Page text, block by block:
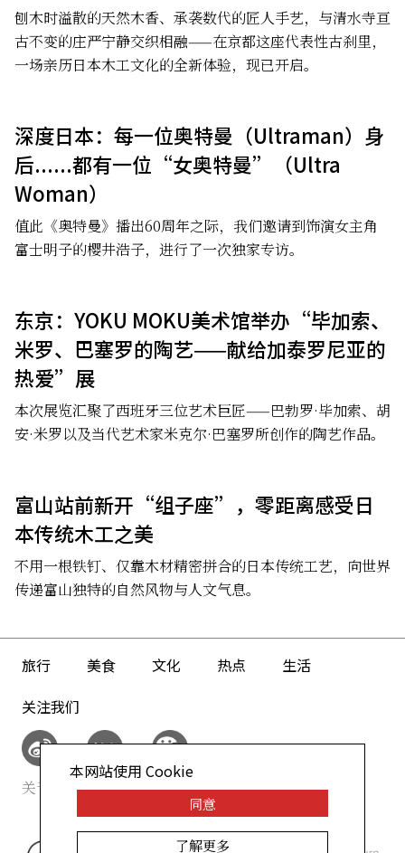
刨木时溢散的天然木香、承袭数代的匠人手艺，与清水寺亘
古不变的庄严宁静交织相融——在京都这座代表性古刹里，
一场亲历日本木工文化的全新体验，现已开启。
深度日本：每一位奥特曼（Ultraman）身
后......都有一位“女奥特曼”（Ultra
Woman）
值此《奥特曼》播出60周年之际，我们邀请到饰演女主角
富士明子的樱井浩子，进行了一次独家专访。
东京：YOKU MOKU美术馆举办“毕加索、
米罗、巴塞罗的陶艺——献给加泰罗尼亚的
热爱”展
本次展览汇聚了西班牙三位艺术巨匠——巴勃罗·毕加索、胡
安·米罗以及当代艺术家米克尔·巴塞罗所创作的陶艺作品。
富山站前新开“组子座”，零距离感受日
本传统木工之美
不用一根铁钉、仅靠木材精密拼合的日本传统工艺，向世界
传递富山独特的自然风物与人文气息。
旅行 美食 文化 热点
生活
关注我们
关于我们 网站政策
本网站使用 Cookie
同意
了解更多